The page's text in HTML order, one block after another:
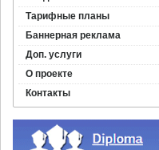
Тарифные планы
Баннерная реклама
Доп. услуги
О проекте
Контакты